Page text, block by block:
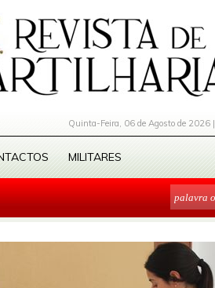
Quinta-Feira, 06 de Agosto de 2026 |
MILITARES